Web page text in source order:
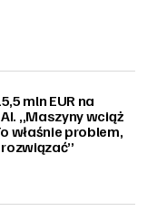
mln EUR na
„Maszyny wciąż
właśnie problem,